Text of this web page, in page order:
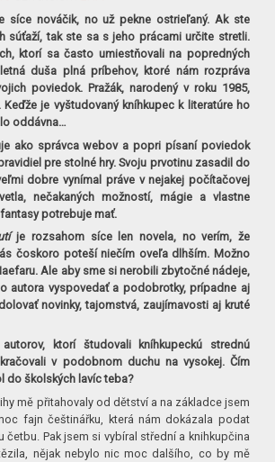
síce nováčik, no už pekne ostrieľaný. Ak ste
súťaží, tak ste sa s jeho prácami určite stretli.
ktorí sa často umiestňovali na popredných
duša plná príbehov, ktoré nám rozpráva
poviedok. Pražák, narodený v roku 1985,
Keďže je vyštudovaný kníhkupec k literatúre ho
oddávna…
ako správca webov a popri písaní poviedok
pre stolné hry. Svoju prvotinu zasadil do
dobre vynímal práve v nejakej počítačovej
nečakaných možností, mágie a vlastne
potrebuje mať.
je rozsahom síce len novela, no verím, že
čoskoro poteší niečím oveľa dlhším. Možno
Ale aby sme si nerobili zbytočné nádeje,
autora vyspovedať a podobrotky, prípadne aj
novinky, tajomstvá, zaujímavosti aj kruté
autorov, ktorí študovali kníhkupeckú strednú
v podobnom duchu na vysokej. Čím
do školských lavíc teba?
mě přitahovaly od dětství a na základce jsem
fajn češtinářku, která nám dokázala podat
četbu. Pak jsem si vybíral střední a knihkupčina
nějak nebylo nic moc dalšího, co by mě